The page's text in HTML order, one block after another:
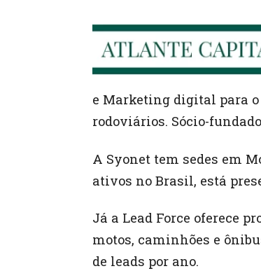
e Marketing digital para
rodoviários. Sócio-
A Syonet tem sedes em
ativos no Brasil, está
Já a Lead Force oferece
motos, caminhões e
de leads por ano.